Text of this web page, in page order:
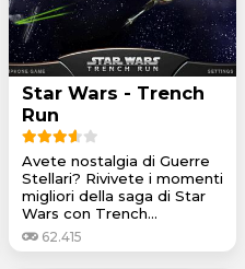
Star Wars - Trench
Run
Avete nostalgia di Guerre
Stellari? Rivivete i momenti
migliori della saga di Star
Wars con Trench...
62.415